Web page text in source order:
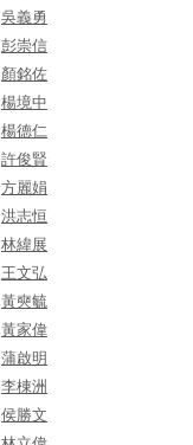
吳義勇
彭崇信
顏銘佐
楊境中
楊德仁
許俊賢
方麗娟
洪志恒
林緯展
王文弘
黃奭毓
黃家偉
蒲啟明
李棟洲
侯勝文